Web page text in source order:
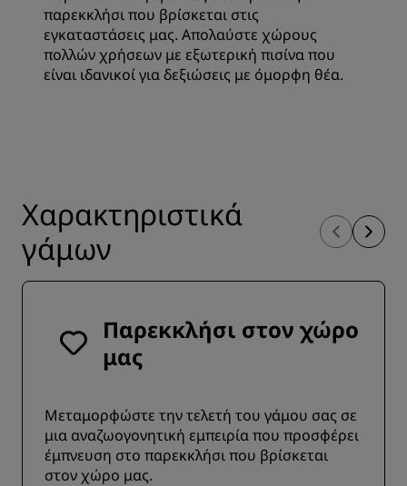
παρεκκλήσι που βρίσκεται στις
εγκαταστάσεις μας. Απολαύστε χώρους
πολλών χρήσεων με εξωτερική πισίνα που
είναι ιδανικοί για δεξιώσεις με όμορφη θέα.
Χαρακτηριστικά
γάμων
Παρεκκλήσι στον χώρο
μας
Μεταμορφώστε την τελετή του γάμου σας σε
μια αναζωογονητική εμπειρία που προσφέρει
έμπνευση στο παρεκκλήσι που βρίσκεται
στον χώρο μας.